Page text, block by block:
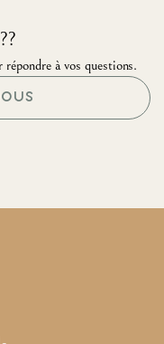
à vos questions.